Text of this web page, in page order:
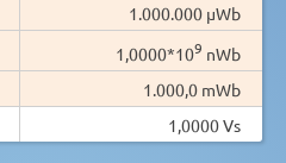
1.000.000 µWb
1,0000*109 nWb
1.000,0 mWb
1,0000 Vs